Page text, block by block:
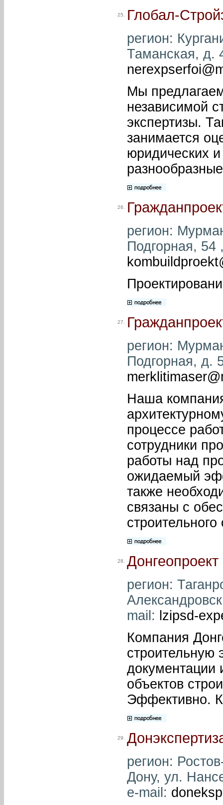
25. Глобал-
регион:
Таманская, д.
Мы
независимой
экспертизы.
занимается
юридических
26.
регион:
Подгорная,
27.
регион:
Подгорная, д.
Наша
процессе
сотрудники
работы над
ожидаемый
также
связаны с
строительного
28. Донгеопроект
регион:
mail: lzipsd-
Компания
строительную
документации
объектов
Эффективно.
29.
регион:
Дону, ул.
e-mail: